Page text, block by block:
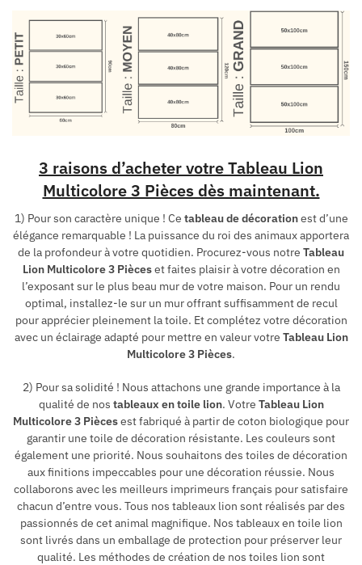
3 raisons d’acheter votre Tableau Lion
Multicolore 3 Pièces dès maintenant.
1) Pour son caractère unique ! Ce tableau de décorationest d’une
élégance remarquable ! La puissance du roi des animaux apportera
de la profondeur à votre quotidien. Procurez-vous notre Tableau
Lion Multicolore 3 Pièceset faites plaisir à votre décoration en
l’exposant sur le plus beau mur de votre maison. Pour un rendu
optimal, installez-le sur un mur offrant suffisamment de recul
pour apprécier pleinement la toile. Et complétez votre décoration
avec un éclairage adapté pour mettre en valeur votre Tableau Lion
Multicolore 3 Pièces.
2) Pour sa solidité ! Nous attachons une grande importance à la
qualité de nos tableaux en toile lion. Votre Tableau Lion
Multicolore 3 Piècesest fabriqué à partir de coton biologique pour
garantir une toile de décoration résistante. Les couleurs sont
également une priorité. Nous souhaitons des toiles de décoration
aux finitions impeccables pour une décoration réussie. Nous
collaborons avec les meilleurs imprimeurs français pour satisfaire
chacun d’entre vous. Tous nos tableaux lion sont réalisés par des
passionnés de cet animal magnifique. Nos tableaux en toile lion
sont livrés dans un emballage de protection pour préserver leur
qualité. Les méthodes de création de nos toiles lion sont